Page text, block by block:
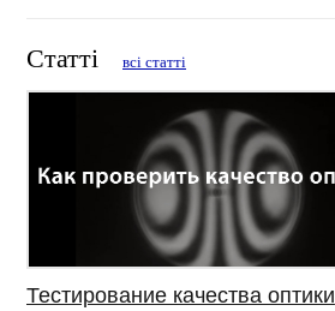
Статті всі статті
Тестирование качества оптики